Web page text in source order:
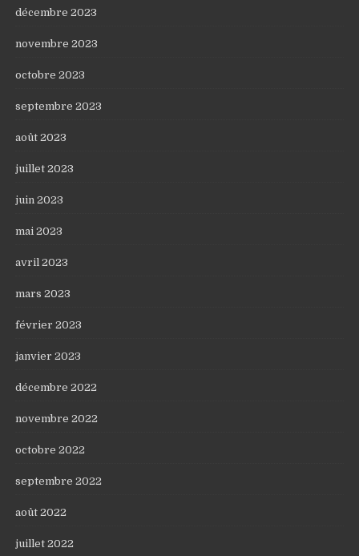
décembre 2023
novembre 2023
octobre 2023
septembre 2023
août 2023
juillet 2023
juin 2023
mai 2023
avril 2023
mars 2023
février 2023
janvier 2023
décembre 2022
novembre 2022
octobre 2022
septembre 2022
août 2022
juillet 2022